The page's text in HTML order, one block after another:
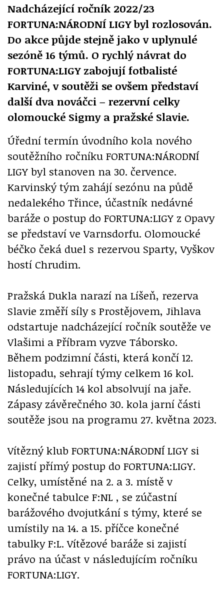
Nadcházející ročník 2022/23
FORTUNA:NÁRODNÍ LIGY byl rozlosován.
Do akce půjde stejně jako v uplynulé
sezóně 16 týmů. O rychlý návrat do
FORTUNA:LIGY zabojují fotbalisté
Karviné, v soutěži se ovšem představí
další dva nováčci – rezervní celky
olomoucké Sigmy a pražské Slavie.
Úřední termín úvodního kola nového
soutěžního ročníku FORTUNA:NÁRODNÍ
LIGY byl stanoven na 30. července.
Karvinský tým zahájí sezónu na půdě
nedalekého Třince, účastník nedávné
baráže o postup do FORTUNA:LIGY z Opavy
se představí ve Varnsdorfu. Olomoucké
béčko čeká duel s rezervou Sparty, Vyškov
hostí Chrudim.
Pražská Dukla narazí na Líšeň, rezerva
Slavie změří síly s Prostějovem, Jihlava
odstartuje nadcházející ročník soutěže ve
Vlašimi a Příbram vyzve Táborsko.
Během podzimní části, která končí 12.
listopadu, sehrají týmy celkem 16 kol.
Následujících 14 kol absolvují na jaře.
Zápasy závěrečného 30. kola jarní části
soutěže jsou na programu 27. května 2023.
Vítězný klub FORTUNA:NÁRODNÍ LIGY si
zajistí přímý postup do FORTUNA:LIGY.
Celky, umístěné na 2. a 3. místě v
konečné tabulce F:NL , se zúčastní
barážového dvojutkání s týmy, které se
umístily na 14. a 15. příčce konečné
tabulky F:L. Vítězové baráže si zajistí
právo na účast v následujícím ročníku
FORTUNA:LIGY.